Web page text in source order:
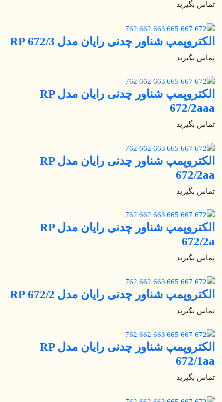
تماس بگیرید
الکتروپمپ شناور چدنی رایان مدل RP 672/3
تماس بگیرید
الکتروپمپ شناور چدنی رایان مدل RP
672/2aaa
تماس بگیرید
الکتروپمپ شناور چدنی رایان مدل RP
672/2aa
تماس بگیرید
الکتروپمپ شناور چدنی رایان مدل RP
672/2a
تماس بگیرید
الکتروپمپ شناور چدنی رایان مدل RP 672/2
تماس بگیرید
الکتروپمپ شناور چدنی رایان مدل RP
672/1aa
تماس بگیرید